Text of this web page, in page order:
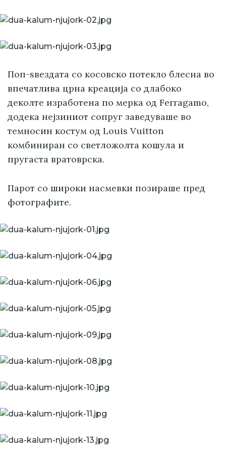
Поп-ѕвездата со косовско потекло блесна во
впечатлива црна креација со длабоко
деколте изработена по мерка од Ferragamo,
додека нејзиниот сопруг заведуваше во
темносин костум од Louis Vuitton
комбиниран со светложолта кошула и
пругаста вратоврска.
Парот со широки насмевки позираше пред
фотографите.